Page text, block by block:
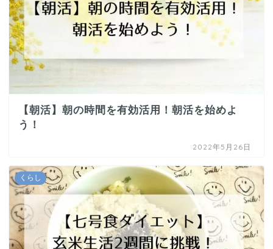
【朝活】朝の時間を有効活用！朝活を始めよ
う！
2022年5月26日
くらし